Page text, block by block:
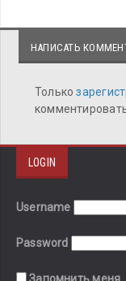
НАПИСАТЬ
Только
LOGIN
Username
Password